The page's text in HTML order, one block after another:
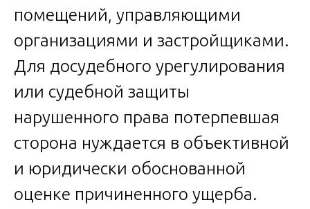
помещений, управляющими
организациями и застройщиками.
Для досудебного урегулирования
или судебной защиты
нарушенного права потерпевшая
сторона нуждается в объективной
и юридически обоснованной
оценке причиненного ущерба.